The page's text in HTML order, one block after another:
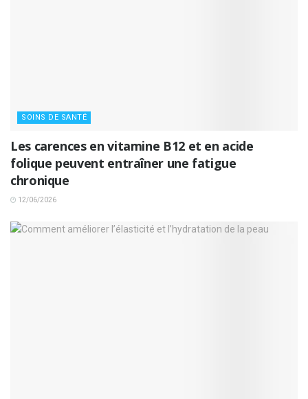
SOINS DE SANTÉ
Les carences en vitamine B12 et en acide
folique peuvent entraîner une fatigue
chronique
12/06/2026